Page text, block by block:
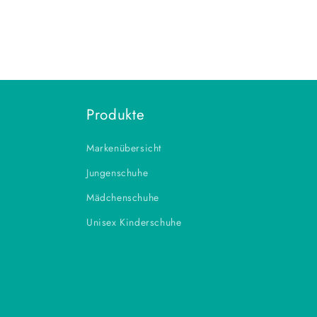
Produkte
Markenübersicht
Jungenschuhe
Mädchenschuhe
Unisex Kinderschuhe